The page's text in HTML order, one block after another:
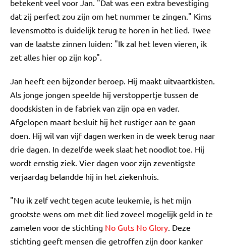
betekent veel voor Jan. "Dat was een extra bevestiging
dat zij perfect zou zijn om het nummer te zingen." Kims
levensmotto is duidelijk terug te horen in het lied. Twee
van de laatste zinnen luiden: "Ik zal het leven vieren, ik
zet alles hier op zijn kop".
Jan heeft een bijzonder beroep. Hij maakt uitvaartkisten.
Als jonge jongen speelde hij verstoppertje tussen de
doodskisten in de fabriek van zijn opa en vader.
Afgelopen maart besluit hij het rustiger aan te gaan
doen. Hij wil van vijf dagen werken in de week terug naar
drie dagen. In dezelfde week slaat het noodlot toe. Hij
wordt ernstig ziek. Vier dagen voor zijn zeventigste
verjaardag belandde hij in het ziekenhuis.
"Nu ik zelf vecht tegen acute leukemie, is het mijn
grootste wens om met dit lied zoveel mogelijk geld in te
zamelen voor de stichting No Guts No Glory. Deze
stichting geeft mensen die getroffen zijn door kanker